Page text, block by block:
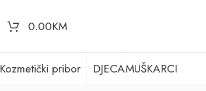
0.00KM
Kozmetički pribor DJECAMUŠKARCI